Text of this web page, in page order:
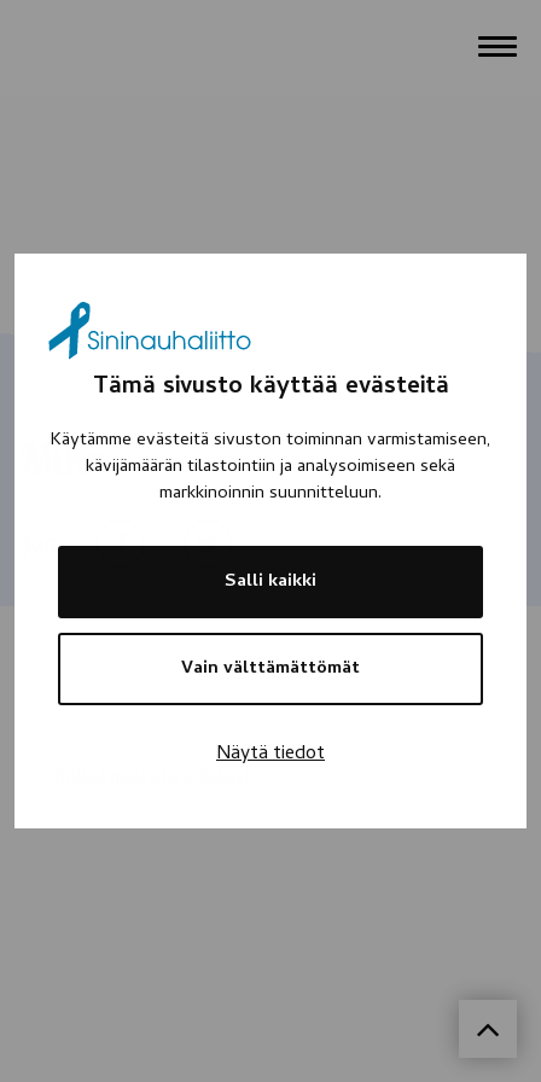
Tämä sivusto käyttää evästeitä
Käytämme evästeitä sivuston toiminnan varmistamiseen,
kävijämäärän tilastointiin ja analysoimiseen sekä
markkinoinnin suunnitteluun.
Vain välttämättömät
Salli kaikki
Näytä tiedot
Mika